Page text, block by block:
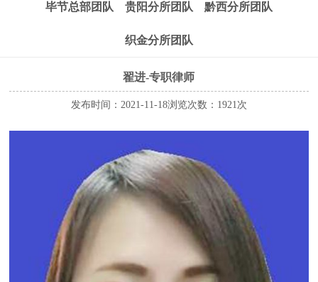
毕节总部团队 贵阳分所团队 黔西分所团队
织金分所团队
翟进-专职律师
发布时间：2021-11-18浏览次数：1921次